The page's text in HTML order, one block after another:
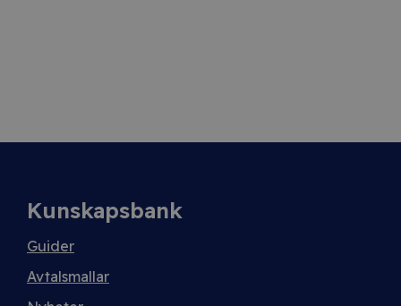
Kunskapsbank
Guider
Avtalsmallar